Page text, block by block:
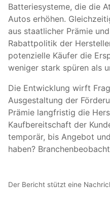
Batteriesysteme, die die
Autos erhöhen.
aus staatlicher Prämie
Rabattpolitik der
potenzielle Käufer die
weniger stark spüren als
Die Entwicklung wirft
Ausgestaltung der
Prämie langfristig die
Kaufbereitschaft der
temporär, bis Angebot
haben?
Der Bericht stützt eine